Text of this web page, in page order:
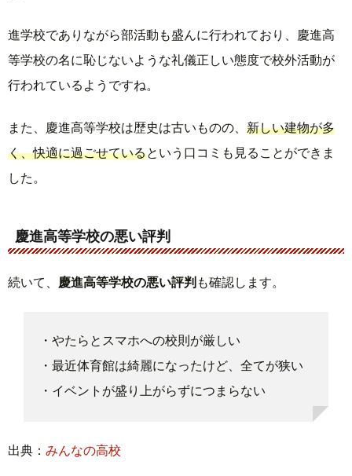
進学校でありながら部活動も盛んに行われており、慶進高
等学校の名に恥じないような礼儀正しい態度で校外活動が
行われているようですね。
また、慶進高等学校は歴史は古いものの、 新しい建物が多
く、快適に過ごせているという口コミも見ることができま
した。
慶進高等学校の悪い評判
続いて、 慶進高等学校の悪い評判も確認します。
・やたらとスマホへの校則が厳しい
・最近体育館は綺麗になったけど、全てが狭い
・イベントが盛り上がらずにつまらない
出典： みんなの高校